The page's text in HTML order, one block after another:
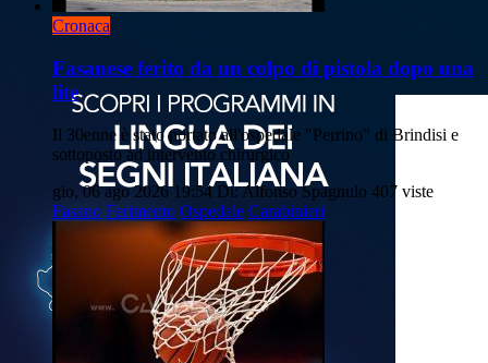
Cronaca
Fasanese ferito da un colpo di pistola dopo una
lite
Il 30enne è stato portato all'ospedale "Perrino" di Brindisi e
sottoposto ad intervento chirurgico
gio, 06 ago 2026 19:54 Di: Alfonso Spagnulo 407 viste
Fasano Ferimento Ospedale Carabinieri